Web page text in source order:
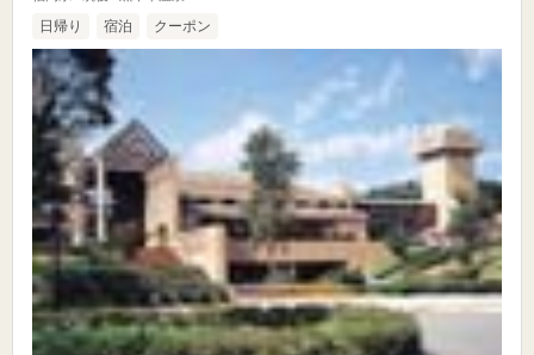
日帰り 宿泊 クーポン